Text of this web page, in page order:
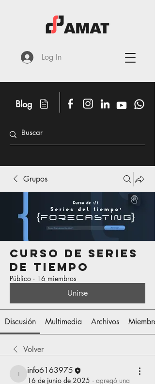
Blog
Log In
Grupos
Curso de Series
de Tiempo
Público · 16 miembros
Unirse
Discusión Multimedia Archivos
Volver
info6163975
info6163975
16 de junio de 2025 · agregó una